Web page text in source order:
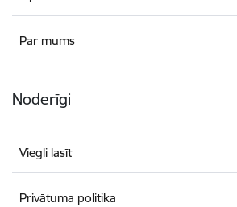
Par mums
Noderīgi
Viegli lasīt
Privātuma politika